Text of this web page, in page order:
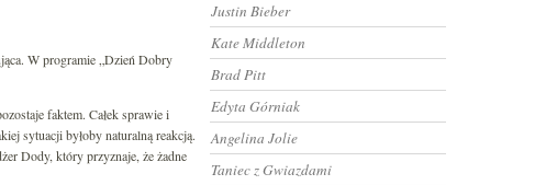
W programie „Dzień Dobry
faktem. Całek sprawie i
sytuacji byłoby naturalną reakcją.
Dody, który przyznaje, że żadne
Justin Bieber
Kate Middleton
Brad Pitt
Edyta Górniak
Angelina Jolie
Taniec z Gwiazdami